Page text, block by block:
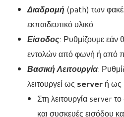
Διαδρομή (path) των
εκπαιδευτικό υλικό
Είσοδος: Ρυθμίζουμε εάν
εντολών από φωνή ή από
Βασική Λειτουργία:
λειτουργεί ως server ή ως
Στη λειτουργία server
και συσκευές εισόδου